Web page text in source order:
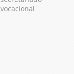
vocacional